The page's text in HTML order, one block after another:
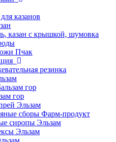
казанов
казан с крышкой, шумовка
Пчак
резинка
гор
гор
Эльзам
сборы Фарм-продукт
сиропы Эльзам
Эльзам